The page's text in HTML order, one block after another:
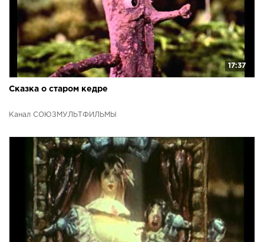
17:37
Сказка о старом кедре
Канал СОЮЗМУЛЬТФИЛЬМЫ